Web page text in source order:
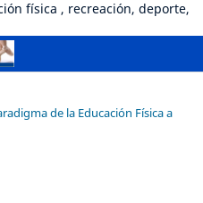
física , recreación, deporte,
de la Educación Física a